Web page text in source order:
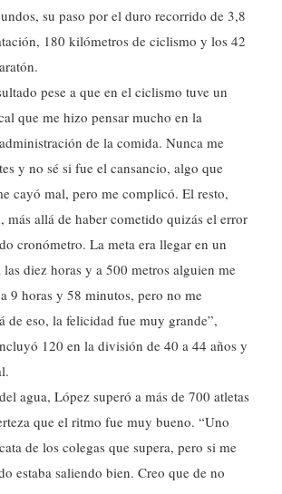
su paso por el duro recorrido de 3,8
180 kilómetros de ciclismo y los 42
pese a que en el ciclismo tuve un
que me hizo pensar mucho en la
de la comida. Nunca me
y no sé si fue el cansancio, algo que
cayó mal, pero me complicó. El resto,
más allá de haber cometido quizás el error
cronómetro. La meta era llegar en un
diez horas y a 500 metros alguien me
9 horas y 58 minutos, pero no me
de eso, la felicidad fue muy grande”,
120 en la división de 40 a 44 años y
agua, López superó a más de 700 atletas
que el ritmo fue muy bueno. “Uno
de los colegas que supera, pero si me
estaba saliendo bien. Creo que de no